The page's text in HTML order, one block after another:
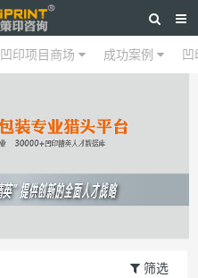
凹印项目商场 成功案例
凹印项目商场 成功案例
筛选